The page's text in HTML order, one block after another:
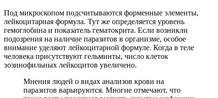
Под микроскопом подсчитываются форменные элементы,
лейкоцитарная формула. Тут же определяется уровень
гемоглобина и показатель гематокрита. Если возникли
подозрения на наличие паразитов в организме, особое
внимание уделяют лейкоцитарной формуле. Когда в теле
человека присутствуют гельминты, число клеток
эозинофильных лейкоцитов увеличено.
Мнения людей о видах анализов крови на
паразитов варьируются. Многие отмечают, что